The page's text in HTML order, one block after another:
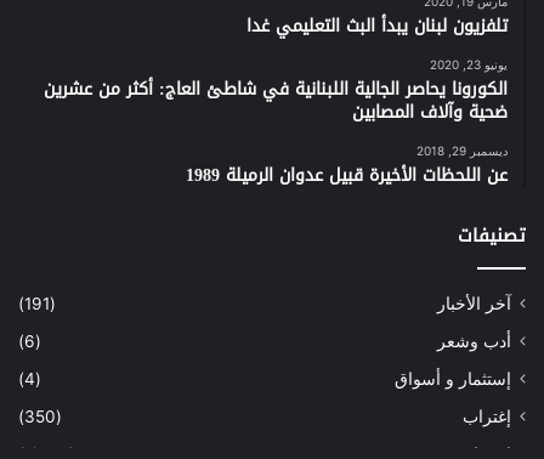
تلفزيون لبنان يبدأ البث التعليمي غدا
يونيو 23, 2020
الكورونا يحاصر الجالية اللبنانية في شاطئ العاج: أكثر من عشرين
ضحية وآلاف المصابين
ديسمبر 29, 2018
عن اللحظات الأخيرة قبيل عدوان الرميلة 1989
تصنيفات
آخر الأخبار
(191)
أدب وشعر
(6)
إستثمار و أسواق
(4)
إغتراب
(350)
إقتصاد
(1٬039)